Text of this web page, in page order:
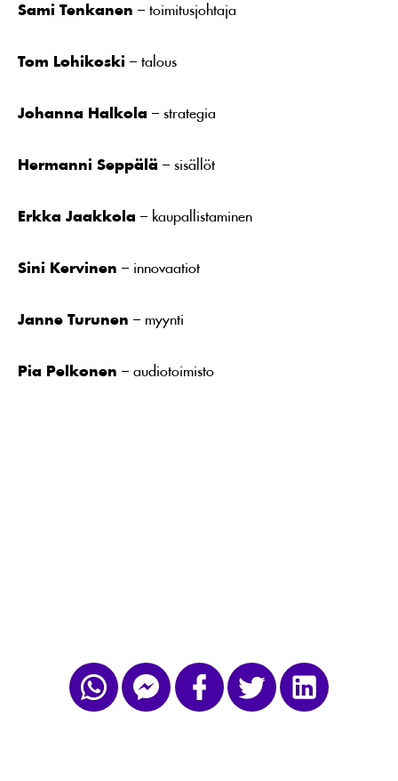
Sami Tenkanen – toimitusjohtaja
Tom Lohikoski – talous
Johanna Halkola – strategia
Hermanni Seppälä – sisällöt
Erkka Jaakkola – kaupallistaminen
Sini Kervinen – innovaatiot
Janne Turunen – myynti
Pia Pelkonen – audiotoimisto